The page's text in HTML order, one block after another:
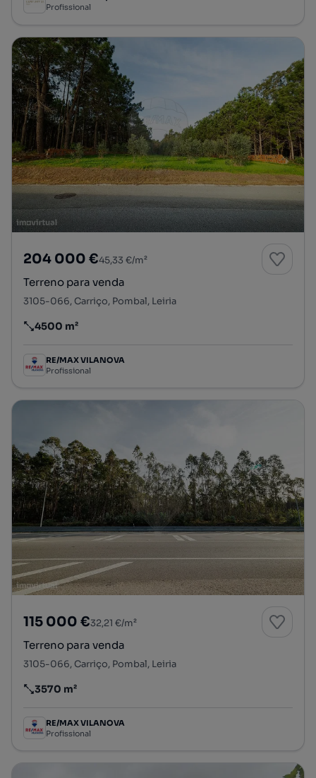
Profissional
204 000 €45,33 €/m²
Terreno para venda
3105-066, Carriço, Pombal, Leiria
Preço por metro quadrado
4500 m²
RE/MAX VILANOVA
Profissional
115 000 €32,21 €/m²
Terreno para venda
3105-066, Carriço, Pombal, Leiria
Preço por metro quadrado
3570 m²
RE/MAX VILANOVA
Profissional